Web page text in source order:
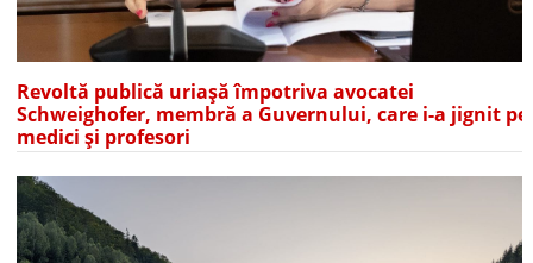
Revoltă publică uriașă împotriva avocatei
Schweighofer, membră a Guvernului, care i-a jignit pe
medici și profesori